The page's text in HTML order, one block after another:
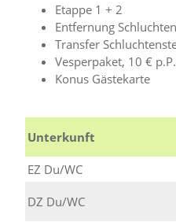
Etappe 1 + 2
Entfernung
Transfer
Vesperpaket, 10 € p.P.
Konus Gästekarte
Unterkunft
EZ Du/WC
DZ Du/WC